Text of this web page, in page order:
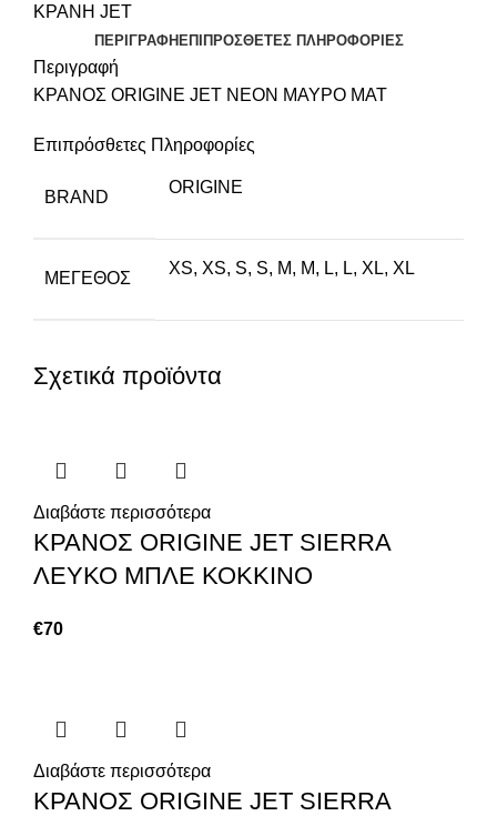
ΚΡΑΝΗ JET
ΠΕΡΙΓΡΑΦΉ ΕΠΙΠΡΌΣΘΕΤΕΣ ΠΛΗΡΟΦΟΡΊΕΣ
Περιγραφή
ΚΡΑΝΟΣ ORIGINE JET ΝΕΟΝ ΜΑΥΡΟ ΜΑΤ
Επιπρόσθετες Πληροφορίες
BRAND
ORIGINE
ΜΕΓΕΘΟΣ
XS, XS, S, S, M, M, L, L, XL, XL
Σχετικά προϊόντα
Διαβάστε περισσότερα
ΚΡΑΝΟΣ ORIGINE JET SIERRA
ΛΕΥΚΟ ΜΠΛΕ ΚΟΚΚΙΝΟ
€70
Διαβάστε περισσότερα
ΚΡΑΝΟΣ ORIGINE JET SIERRA